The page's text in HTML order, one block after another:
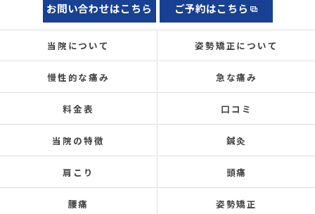
お問い合わせはこちら ご予約はこちら
当院について 姿勢矯正について
慢性的な痛み 急な痛み
料金表 口コミ
当院の特徴 鍼灸
肩こり 頭痛
腰痛 姿勢矯正